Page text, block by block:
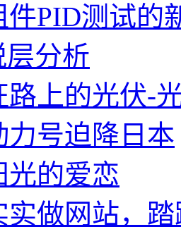
件PID测试的
层分析
路上的光伏-
力号迫降日本
光的爱恋
实做网站，